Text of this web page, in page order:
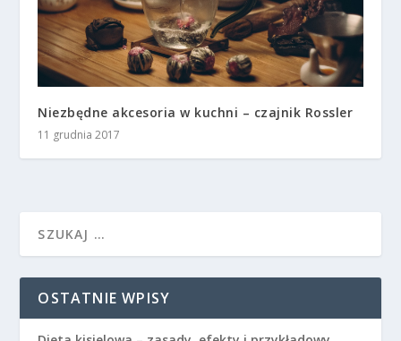
Niezbędne akcesoria w kuchni – czajnik Rossler
11 grudnia 2017
OSTATNIE WPISY